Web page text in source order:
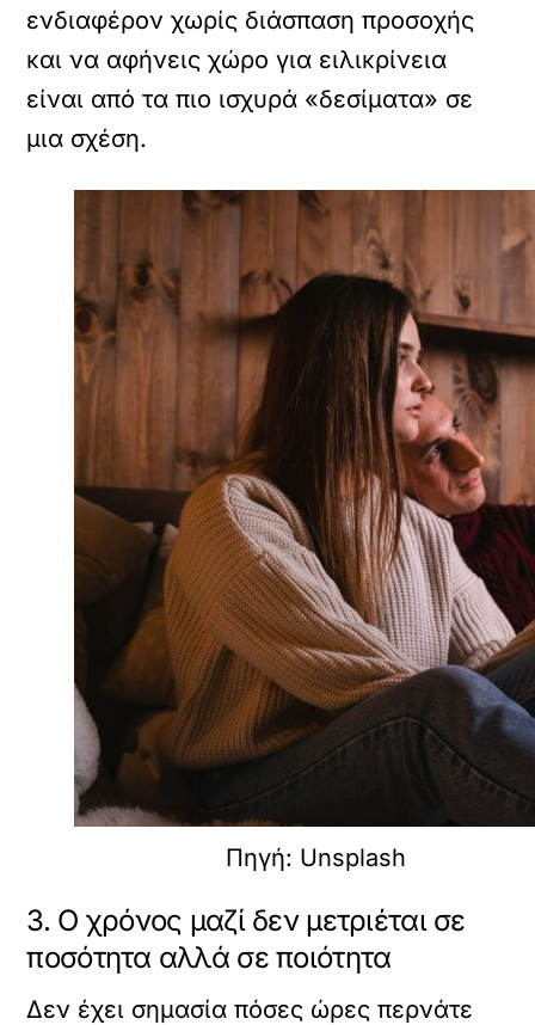
ενδιαφέρον χωρίς διάσπαση προσοχής
και να αφήνεις χώρο για ειλικρίνεια
είναι από τα πιο ισχυρά «δεσίματα» σε
μια σχέση.
Πηγή: Unsplash
3. Ο χρόνος μαζί δεν μετριέται σε
ποσότητα αλλά σε ποιότητα
Δεν έχει σημασία πόσες ώρες περνάτε